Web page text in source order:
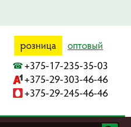
розница оптовый
+375-17-235-35-03
+375-29-303-46-46
+375-29-245-46-46